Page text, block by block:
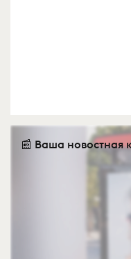
📰 Ваша новостная